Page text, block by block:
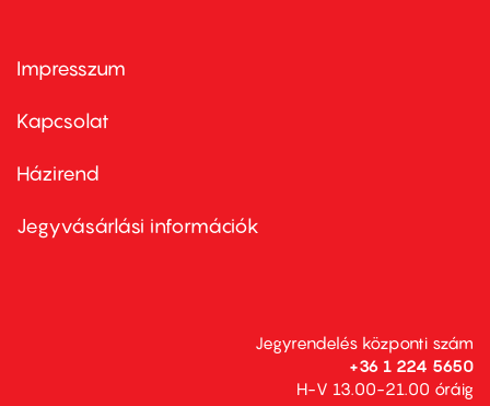
Footer
first
Impresszum
Kapcsolat
Footer
second
Házirend
Jegyvásárlási információk
Jegyrendelés központi szám
+36 1 224 5650
H-V 13.00-21.00 óráig